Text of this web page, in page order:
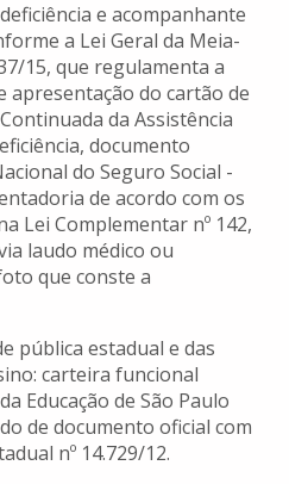
e acompanhante
a Lei Geral da Meia-
15, que regulamenta a
apresentação do cartão de
da Assistência
documento
do Seguro Social -
de acordo com os
Lei Complementar nº 142,
laudo médico ou
que conste a
pública estadual e das
carteira funcional
Educação de São Paulo
de documento oficial com
nº 14.729/12.